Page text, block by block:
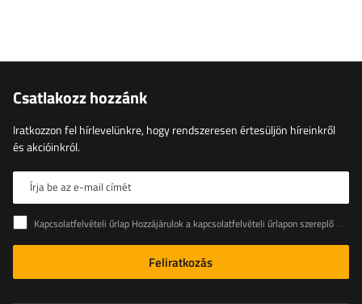
Csatlakozz hozzánk
Iratkozzon fel hírlevelünkre, hogy rendszeresen értesüljön híreinkről
és akcióinkról.
Írja be az e-mail címét
Kapcsolatfelvételi űrlap Hozzájárulok a kapcsolatfelvételi űrlapon szereplő személyes adataimnak az Európai Parlament és a Tanács (EU) rendeletével összhangban történő kezeléséhez
Feliratkozás